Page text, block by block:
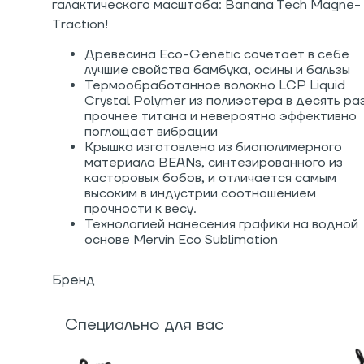
галактического масштаба: Banana Tech Magne-
Traction!
Древесина Eco-Genetic сочетает в себе
лучшие свойства бамбука, осины и бальзы
Термообработанное волокно LCP Liquid
Crystal Polymer из полиэстера в десять
прочнее титана и невероятно эффективно
поглощает вибрации
Крышка изготовлена из биополимерного
материала BEANs, синтезированного из
касторовых бобов, и отличается самым
высоким в индустрии соотношением
прочности к весу.
Технологией нанесения графики на водной
основе Mervin Eco Sublimation
Бренд
Специально для вас